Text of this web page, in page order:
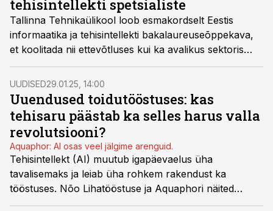
tehisintellekti spetsialiste
Tallinna Tehnikaülikool loob esmakordselt Eestis
informaatika ja tehisintellekti bakalaureuseõppekava,
et koolitada nii ettevõtluses kui ka avalikus sektoris
üha enam vajatud AI spetsialiste.
UUDISED29.01.25, 14:00
Uuendused toidutööstuses: kas
tehisaru päästab ka selles harus valla
revolutsiooni?
Aquaphor: AI osas veel jälgime arenguid.
Tehisintellekt (AI) muutub igapäevaelus üha
tavalisemaks ja leiab üha rohkem rakendust ka
tööstuses. Nõo Lihatööstuse ja Aquaphori näited
näitavad, kuidas ettevõtted neid võimalusi ja